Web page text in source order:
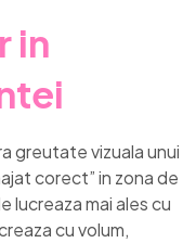
in
greutate vizuala unui
corect” in zona de
lucreaza mai ales cu
cu volum,